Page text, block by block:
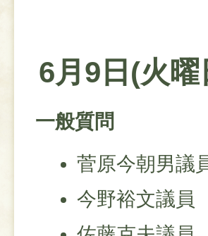
6月9日(火
一般質問
菅原今朝男議
今野裕文議員